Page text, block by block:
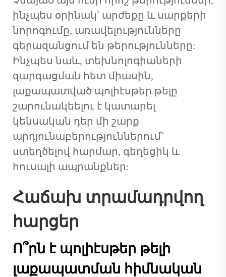
ինչպես օրինակ՝ արժեքը և սարքերի
նորոգումը, առավելությունները
գերազանցում են թերությունները:
Ինչպես նաև, տեխնոլոգիաների
զարգացման հետ միասին,
լաքապատված պոլիէսթեր թելը
շարունակեելու է կատարել
կենսական դեր մի շարք
արդյունաբերություններում՝
ստեղծելով հարմար, գեղեցիկ և
հուսալի ապրանքներ:
Հաճախ տրամադրվող
հարցեր
Ո՞րն է պոլիէսթեր թելի
լաքապատման հիմնական